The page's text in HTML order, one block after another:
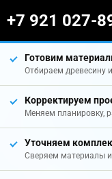
+7 921 027-
Готовим
Отбираем древесину
Корректируем
Меняем планировку,
Уточняем
Сверяем материалы и